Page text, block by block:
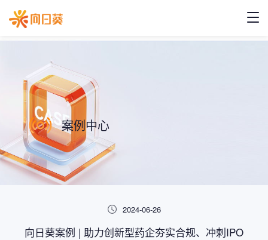
案例中心
2024-06-26
向日葵案例 | 助力创新型药企夯实合规、冲刺IPO